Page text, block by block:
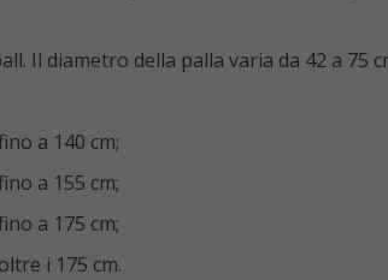
Il diametro della palla varia da 42 a 75
a 140 cm;
a 155 cm;
a 175 cm;
i 175 cm.